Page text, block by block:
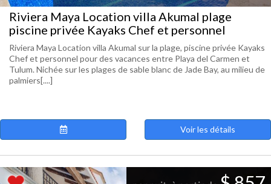
Riviera Maya Location villa Akumal plage
piscine privée Kayaks Chef et personnel
Riviera Maya Location villa Akumal sur la plage, piscine privée Kayaks
Chef et personnel pour des vacances entre Playa del Carmen et
Tulum. Nichée sur les plages de sable blanc de Jade Bay, au milieu de
palmiers[....]
Voir les détails